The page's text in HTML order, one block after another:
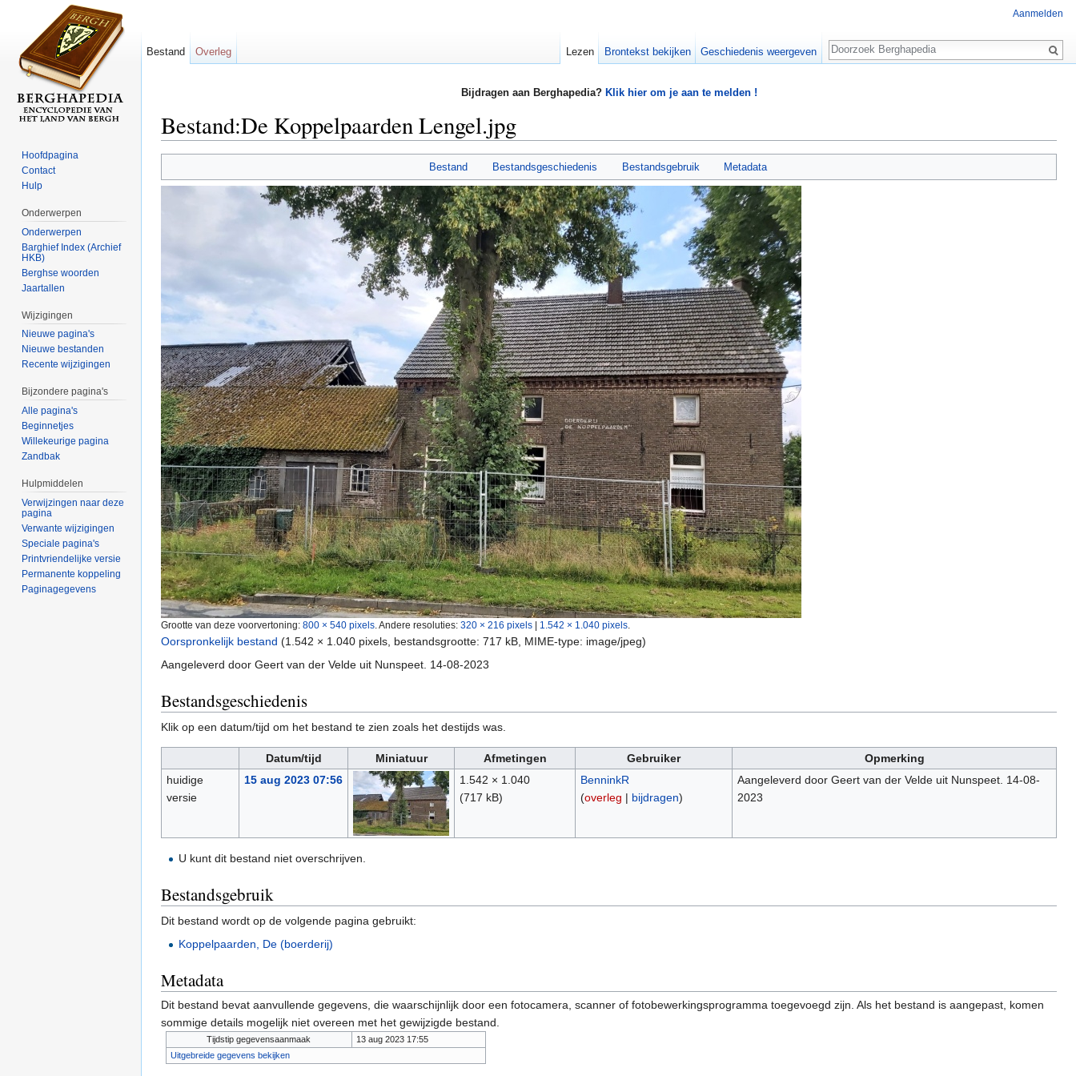
Bijdragen aan Berghapedia? Klik hier om je aan te melden !
Bestand:De Koppelpaarden Lengel.jpg
Bestand Bestandsgeschiedenis Bestandsgebruik Metadata
Grootte van deze voorvertoning: 800 × 540 pixels Andere resoluties: 320 × 216 pixels | 1.542 × 1.040 pixels
Oorspronkelijk bestand (1.542 × 1.040 pixels, bestandsgrootte: 717 kB, MIME-type: image/jpeg)
Aangeleverd door Geert van der Velde uit Nunspeet. 14-08-2023
Bestandsgeschiedenis
Klik op een datum/tijd om het bestand te zien zoals het destijds was.
Datum/tijd Miniatuur Afmetingen Gebruiker
Opmerking
huidige
versie
15 aug 2023 07:56
1.542 × 1.040
(717 kB)
BenninkR
(overleg | bijdragen)
Aangeleverd door Geert van der Velde uit Nunspeet. 14-08-
2023
U kunt dit bestand niet overschrijven.
Bestandsgebruik
Dit bestand wordt op de volgende pagina gebruikt:
Koppelpaarden, De (boerderij)
Metadata
Dit bestand bevat aanvullende gegevens, die waarschijnlijk door een fotocamera, scanner of fotobewerkingsprogramma toegevoegd zijn. Als het bestand is aangepast, komen
sommige details mogelijk niet overeen met het gewijzigde bestand.
Tijdstip gegevensaanmaak
13 aug 2023 17:55
Uitgebreide gegevens bekijken
Aanmelden
Bestand Overleg Lezen Brontekst bekijken Geschiedenis weergeven
Zoeken
Hoofdpagina
Contact
Hulp
Onderwerpen
Onderwerpen
Barghief Index (Archief
HKB)
Berghse woorden
Jaartallen
Wijzigingen
Nieuwe pagina's
Nieuwe bestanden
Recente wijzigingen
Bijzondere pagina's
Alle pagina's
Beginnetjes
Willekeurige pagina
Zandbak
Hulpmiddelen
Verwijzingen naar deze
pagina
Verwante wijzigingen
Speciale pagina's
Printvriendelijke versie
Permanente koppeling
Paginagegevens